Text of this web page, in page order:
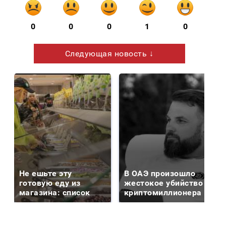
0 0 0 1 0
Следующая новость ↓
Не ешьте эту
готовую еду из
магазина: список
В ОАЭ произошло
жестокое убийство
криптомиллионера